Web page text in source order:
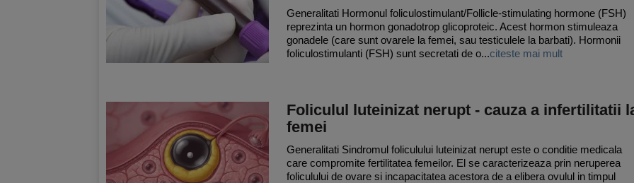
Generalitati Hormonul foliculostimulant/Follicle-stimulating hormone (FSH)
reprezinta un hormon gonadotrop glicoproteic. Acest hormon stimuleaza
gonadele (care sunt ovarele la femei, sau testiculele la barbati). Hormonii
foliculostimulanti (FSH) sunt secretati de o...citeste mai mult
Foliculul luteinizat nerupt - cauza a infertilitatii
femei
Generalitati Sindromul foliculului luteinizat nerupt este o conditie medicala
care compromite fertilitatea femeilor. El se caracterizeaza prin neruperea
foliculului de ovare si incapacitatea acestora de a elibera ovulul in timpul